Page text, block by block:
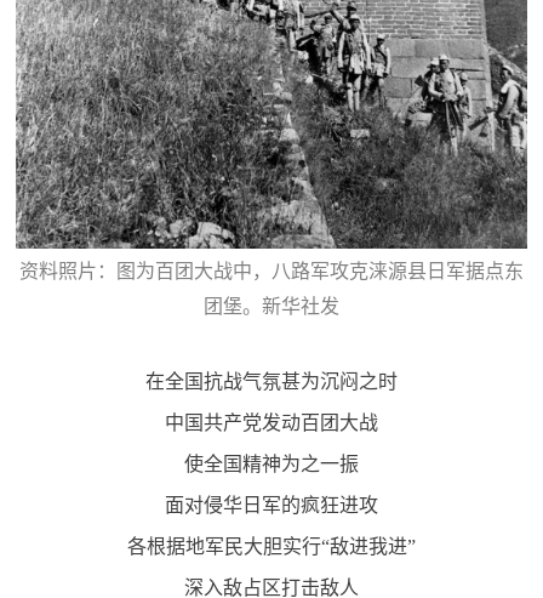
资料照片：图为百团大战中，八路军攻克涞源县日军据点东
团堡。新华社发
在全国抗战气氛甚为沉闷之时
中国共产党发动百团大战
使全国精神为之一振
面对侵华日军的疯狂进攻
各根据地军民大胆实行“敌进我进”
深入敌占区打击敌人